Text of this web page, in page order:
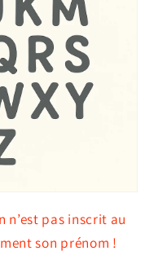
n’est pas inscrit au
son prénom !